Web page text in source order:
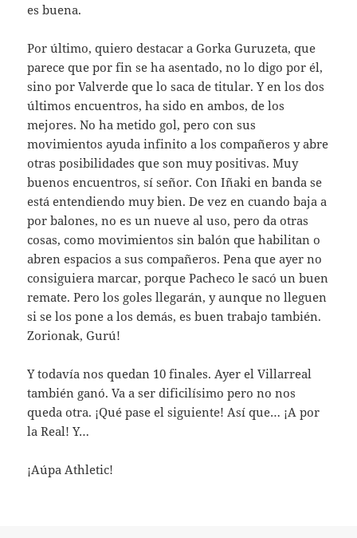
es buena.
Por último, quiero destacar a Gorka Guruzeta, que
parece que por fin se ha asentado, no lo digo por él,
sino por Valverde que lo saca de titular. Y en los dos
últimos encuentros, ha sido en ambos, de los
mejores. No ha metido gol, pero con sus
movimientos ayuda infinito a los compañeros y abre
otras posibilidades que son muy positivas. Muy
buenos encuentros, sí señor. Con Iñaki en banda se
está entendiendo muy bien. De vez en cuando baja a
por balones, no es un nueve al uso, pero da otras
cosas, como movimientos sin balón que habilitan o
abren espacios a sus compañeros. Pena que ayer no
consiguiera marcar, porque Pacheco le sacó un buen
remate. Pero los goles llegarán, y aunque no lleguen
si se los pone a los demás, es buen trabajo también.
Zorionak, Gurú!
Y todavía nos quedan 10 finales. Ayer el Villarreal
también ganó. Va a ser dificilísimo pero no nos
queda otra. ¡Qué pase el siguiente! Así que… ¡A por
la Real! Y…
¡Aúpa Athletic!